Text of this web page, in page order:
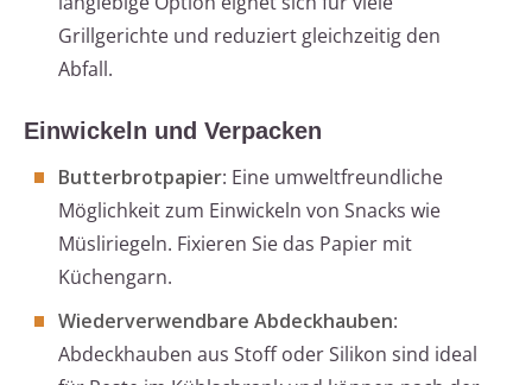
Grillgerichte und reduziert gleichzeitig den
Abfall.
Einwickeln und Verpacken
Butterbrotpapier: Eine umweltfreundliche
Möglichkeit zum Einwickeln von Snacks wie
Müsliriegeln. Fixieren Sie das Papier mit
Küchengarn.
Wiederverwendbare Abdeckhauben:
Abdeckhauben aus Stoff oder Silikon sind ideal